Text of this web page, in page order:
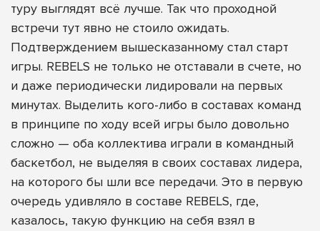
туру выглядят всё лучше. Так что проходной
встречи тут явно не стоило ожидать.
Подтверждением вышесказанному стал старт
игры. REBELS не только не отставали в счете, но
и даже периодически лидировали на первых
минутах. Выделить кого-либо в составах команд
в принципе по ходу всей игры было довольно
сложно — оба коллектива играли в командный
баскетбол, не выделяя в своих составах лидера,
на которого бы шли все передачи. Это в первую
очередь удивляло в составе REBELS, где,
казалось, такую функцию на себя взял в